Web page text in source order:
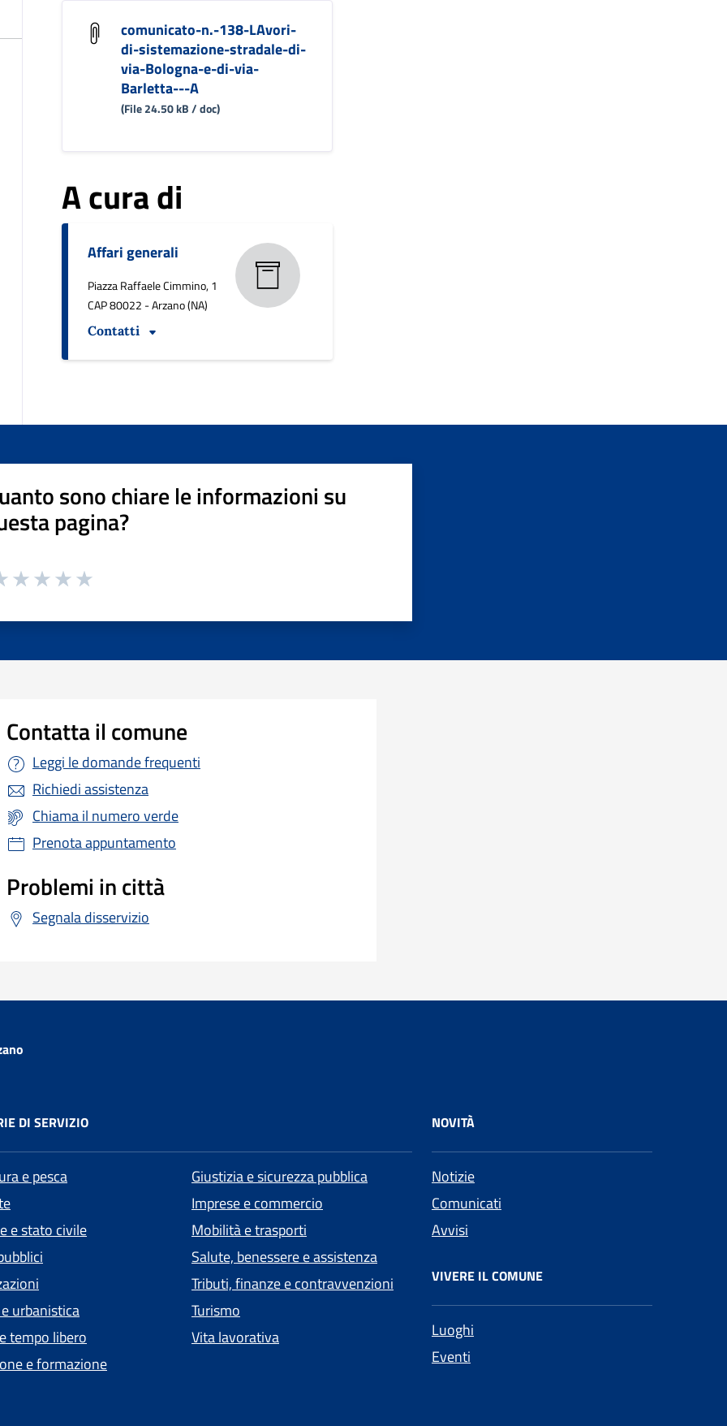
comunicato-n.-138-LAvori-
di-sistemazione-stradale-di-
via-Bologna-e-di-via-
Barletta---A
(File 24.50 kB / doc)
A cura di
Affari generali
Piazza Raffaele Cimmino, 1
CAP 80022 - Arzano (NA)
Contatti
sono chiare le informazioni su
pagina?
Contatta il comune
Leggi le domande frequenti
Richiedi assistenza
Chiama il numero verde
Prenota appuntamento
Problemi in città
Segnala disservizio
DI SERVIZIO
e pesca
e stato civile
urbanistica
tempo libero
e formazione
Giustizia e sicurezza pubblica
Imprese e commercio
Mobilità e trasporti
Salute, benessere e assistenza
Tributi, finanze e contravvenzioni
Turismo
Vita lavorativa
NOVITÀ
Notizie
Comunicati
Avvisi
VIVERE IL COMUNE
Luoghi
Eventi